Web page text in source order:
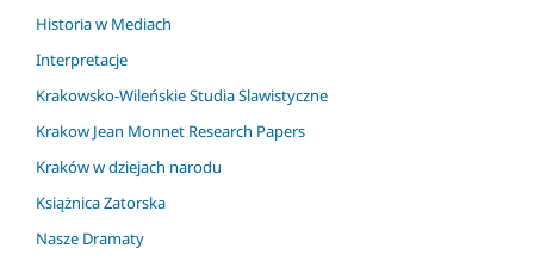
Historia w Mediach
Interpretacje
Krakowsko-Wileńskie Studia Slawistyczne
Krakow Jean Monnet Research Papers
Kraków w dziejach narodu
Książnica Zatorska
Nasze Dramaty